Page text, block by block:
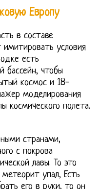
Европу
в составе
имитировать условия
есть
бассейн, чтобы
космос и 18-
моделирования
космического полета.
странами,
с покрова
лавы. То это
упал, Есть